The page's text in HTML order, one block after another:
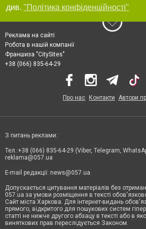
див. "Політика конфіденційності"
Реклама на сайті
Робота в нашій компанії
Франшиза "CitySites"
+38 (066) 835-64-29
Про нас Контакти Автори
З питань реклами:
Тел.:+38 (066) 835-64-29 (Viber, Telegram,
reklama@057.ua
E-mail редакції: news@057.ua
Допускається цитування матеріалів без
057.ua за умови розміщення в тексті
Сайт міста Харкова. Для інтернет-видань
прямого, відкритого для пошукових систем
статті не нижче другого абзацу в тексті або в
виняткових прав переслідується Законом.